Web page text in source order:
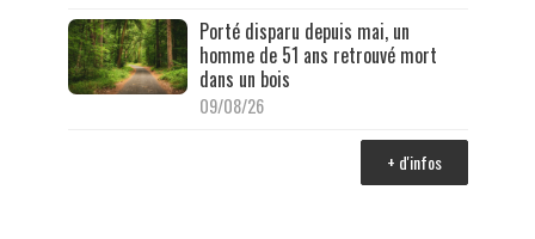
Porté disparu depuis mai, un
homme de 51 ans retrouvé mort
dans un bois
09/08/26
+ d'infos